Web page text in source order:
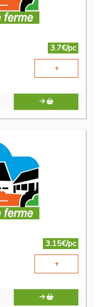
3.7€/pc
+
3.15€/pc
+